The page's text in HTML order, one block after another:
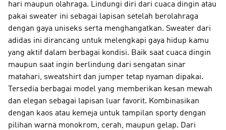
hari maupun olahraga. Lindungi diri dari cuaca dingin atau
pakai sweater ini sebagai lapisan setelah berolahraga
dengan gaya uniseks serta menghangatkan. Sweater dari
adidas ini dirancang untuk melengkapi gaya hidup kamu
yang aktif dalam berbagai kondisi. Baik saat cuaca dingin
maupun saat ingin berlindung dari sengatan sinar
matahari, sweatshirt dan jumper tetap nyaman dipakai.
Tersedia berbagai model yang memberikan kesan mewah
dan elegan sebagai lapisan luar favorit. Kombinasikan
dengan kaos atau kemeja untuk tampilan sporty dengan
pilihan warna monokrom, cerah, maupun gelap. Dari